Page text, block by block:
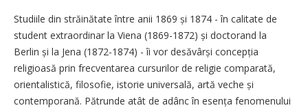
Studiile din străinătate între anii 1869 și 1874 - în calitate de
student extraordinar la Viena (1869-1872) și doctorand la
Berlin și la Jena (1872-1874) - îi vor desăvârși concepția
religioasă prin frecventarea cursurilor de religie comparată,
orientalistică, filosofie, istorie universală, artă veche și
contemporană. Pătrunde atât de adânc în esența fenomenului